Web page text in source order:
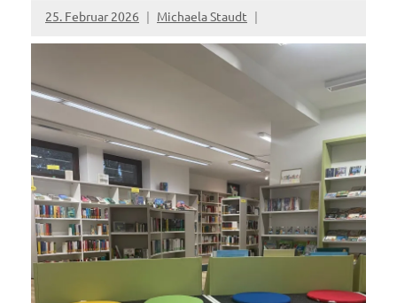
25. Februar 2026 Michaela Staudt